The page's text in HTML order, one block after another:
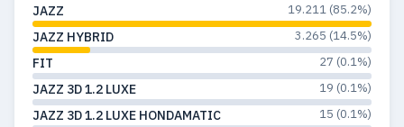
JAZZ 19.211 (85.2%)
JAZZ HYBRID 3.265 (14.5%)
FIT 27 (0.1%)
JAZZ 3D 1.2 LUXE 19 (0.1%)
JAZZ 3D 1.2 LUXE HONDAMATIC 15 (0.1%)